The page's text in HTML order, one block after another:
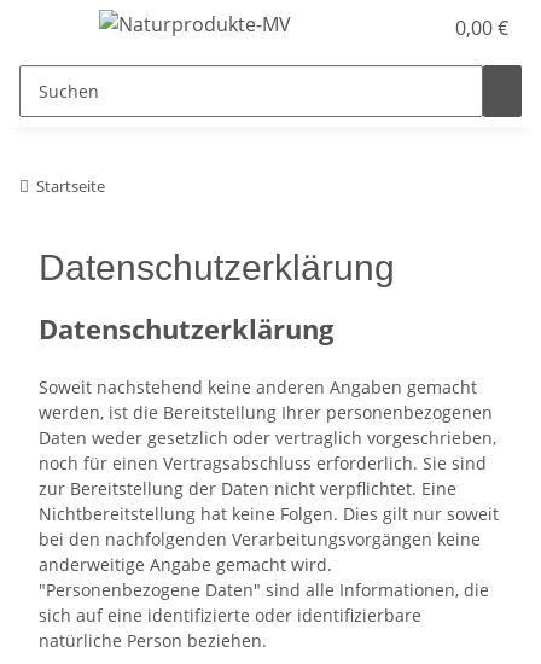
0,00 €
Startseite
Datenschutzerklärung
Datenschutzerklärung
Soweit nachstehend keine anderen Angaben gemacht
werden, ist die Bereitstellung Ihrer personenbezogenen
Daten weder gesetzlich oder vertraglich vorgeschrieben,
noch für einen Vertragsabschluss erforderlich. Sie sind
zur Bereitstellung der Daten nicht verpflichtet. Eine
Nichtbereitstellung hat keine Folgen. Dies gilt nur soweit
bei den nachfolgenden Verarbeitungsvorgängen keine
anderweitige Angabe gemacht wird.
"Personenbezogene Daten" sind alle Informationen, die
sich auf eine identifizierte oder identifizierbare
natürliche Person beziehen.